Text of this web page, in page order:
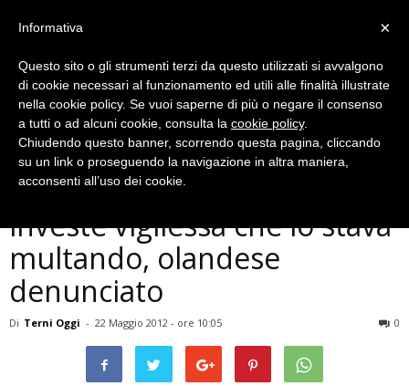
Cronaca
Innesta la retromarcia ed
investe vigilessa che lo stava
multando, olandese
denunciato
Di Terni Oggi - 22 Maggio 2012 - ore 10:05 0
×
Informativa
Questo sito o gli strumenti terzi da questo utilizzati si avvalgono
di cookie necessari al funzionamento ed utili alle finalità illustrate
nella cookie policy. Se vuoi saperne di più o negare il consenso
a tutti o ad alcuni cookie, consulta la cookie policy.
Chiudendo questo banner, scorrendo questa pagina, cliccando
su un link o proseguendo la navigazione in altra maniera,
acconsenti all’uso dei cookie.